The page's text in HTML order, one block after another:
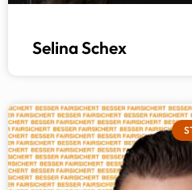
Selina Schex